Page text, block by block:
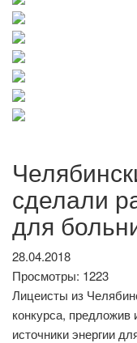
сделали
для
28.04.2018
Просмотры: 1223
Лицеисты из
конкурса, предложив
источники энергии